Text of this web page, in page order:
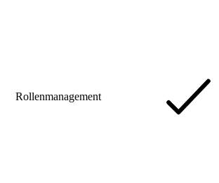
Rollenmanagement